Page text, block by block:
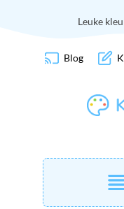
Leuke
Blog